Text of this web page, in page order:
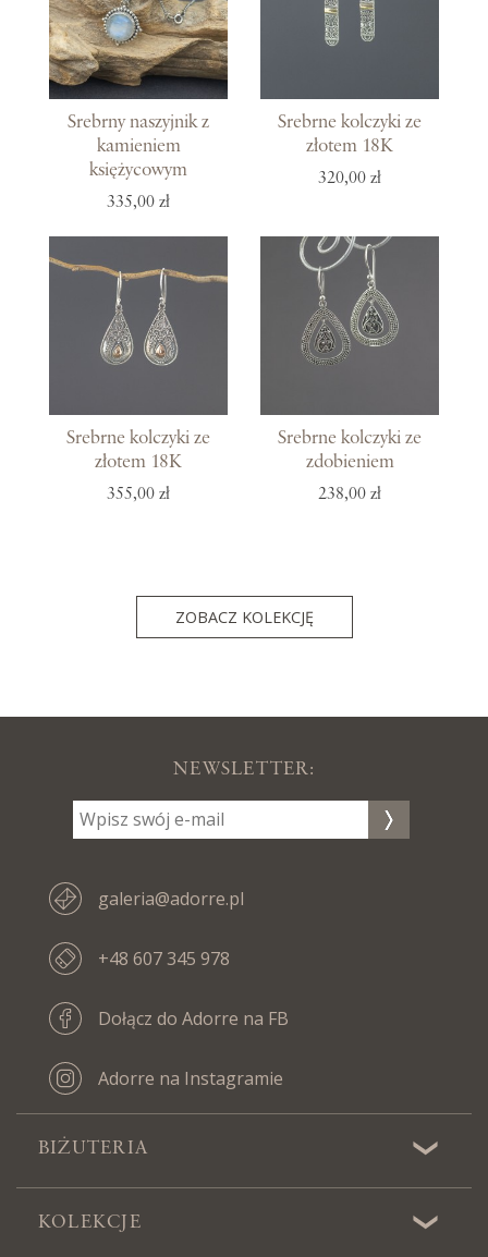
Srebrny naszyjnik z
kamieniem
księżycowym
335,00 zł
Srebrne kolczyki ze
złotem 18K
320,00 zł
Srebrne kolczyki ze
złotem 18K
355,00 zł
Srebrne kolczyki ze
zdobieniem
238,00 zł
ZOBACZ KOLEKCJĘ
NEWSLETTER:
galeria@adorre.pl
+48 607 345 978
Dołącz do Adorre na FB
Adorre na Instagramie
BIŻUTERIA
KOLEKCJE